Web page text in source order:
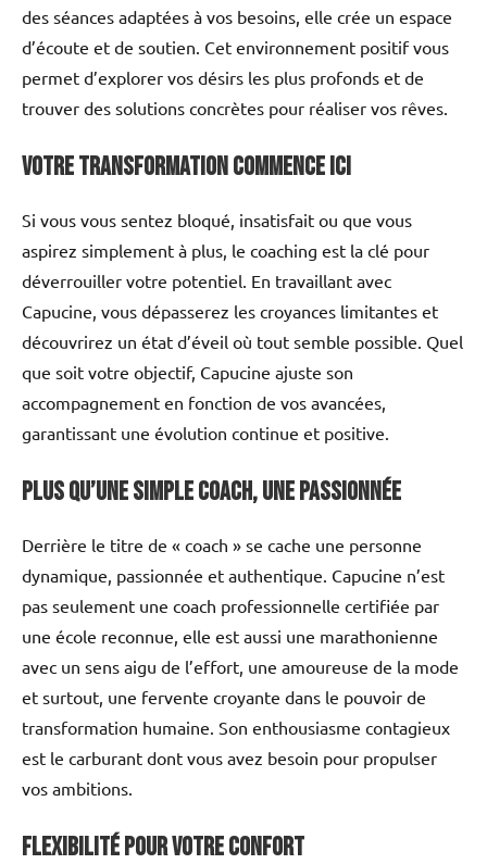
des séances adaptées à vos besoins, elle crée un espace
d’écoute et de soutien. Cet environnement positif vous
permet d’explorer vos désirs les plus profonds et de
trouver des solutions concrètes pour réaliser vos rêves.
Votre transformation commence ici
Si vous vous sentez bloqué, insatisfait ou que vous
aspirez simplement à plus, le coaching est la clé pour
déverrouiller votre potentiel. En travaillant avec
Capucine, vous dépasserez les croyances limitantes et
découvrirez un état d’éveil où tout semble possible. Quel
que soit votre objectif, Capucine ajuste son
accompagnement en fonction de vos avancées,
garantissant une évolution continue et positive.
Plus qu’une simple coach, une passionnée
Derrière le titre de « coach » se cache une personne
dynamique, passionnée et authentique. Capucine n’est
pas seulement une coach professionnelle certifiée par
une école reconnue, elle est aussi une marathonienne
avec un sens aigu de l’effort, une amoureuse de la mode
et surtout, une fervente croyante dans le pouvoir de
transformation humaine. Son enthousiasme contagieux
est le carburant dont vous avez besoin pour propulser
vos ambitions.
Flexibilité pour votre confort